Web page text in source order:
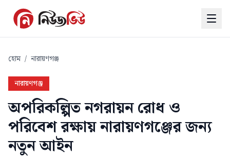
হোম / নারায়ণগঞ্জ
নারায়ণগঞ্জ
অপরিকল্পিত নগরায়ন রোধ ও
পরিবেশ রক্ষায় নারায়ণগঞ্জের জন্য
নতুন আইন